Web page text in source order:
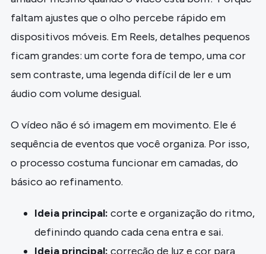
faltam ajustes que o olho percebe rápido em
dispositivos móveis. Em Reels, detalhes pequenos
ficam grandes: um corte fora de tempo, uma cor
sem contraste, uma legenda difícil de ler e um
áudio com volume desigual.
O vídeo não é só imagem em movimento. Ele é
sequência de eventos que você organiza. Por isso,
o processo costuma funcionar em camadas, do
básico ao refinamento.
Ideia principal: corte e organização do ritmo,
definindo quando cada cena entra e sai.
Ideia principal: correção de luz e cor para